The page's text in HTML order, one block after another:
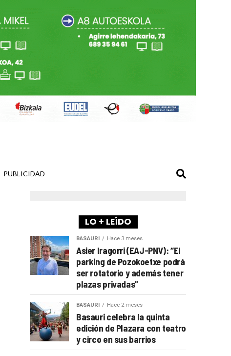
PUBLICIDAD
LO + LEÍDO
BASAURI Hace 3 meses
Asier Iragorri (EAJ-PNV): “El
parking de Pozokoetxe podrá
ser rotatorio y además tener
plazas privadas”
BASAURI Hace 2 meses
Basauri celebra la quinta
edición de Plazara con teatro
y circo en sus barrios